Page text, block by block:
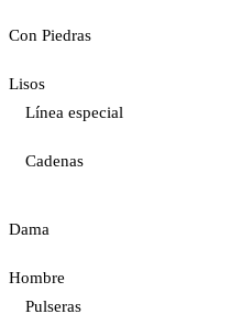
Con Piedras
Lisos
Línea especial
Cadenas
Dama
Hombre
Pulseras